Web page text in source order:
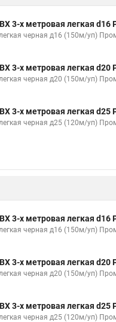
3-х метровая легкая d16
черная д16 (150м/уп)
3-х метровая легкая d20
черная д20 (150м/уп)
3-х метровая легкая d25
черная д25 (120м/уп)
3-х метровая легкая d16
черная д16 (150м/уп)
3-х метровая легкая d20
черная д20 (150м/уп)
3-х метровая легкая d25
черная д25 (120м/уп)